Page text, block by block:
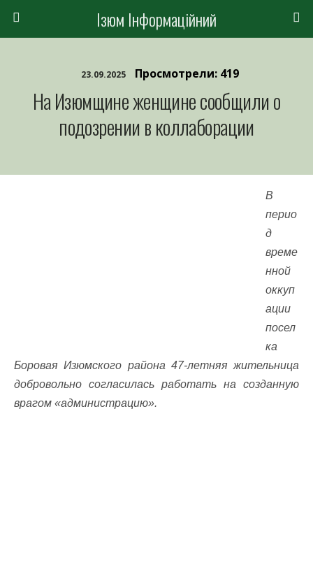
Ізюм Інформаційний
23.09.2025 Просмотрели: 419
На Изюмщине женщине сообщили о
подозрении в коллаборации
В
перио
д
време
нной
оккуп
ации
посел
ка
Боровая Изюмского района 47-летняя жительница
добровольно согласилась работать на созданную
врагом «администрацию».